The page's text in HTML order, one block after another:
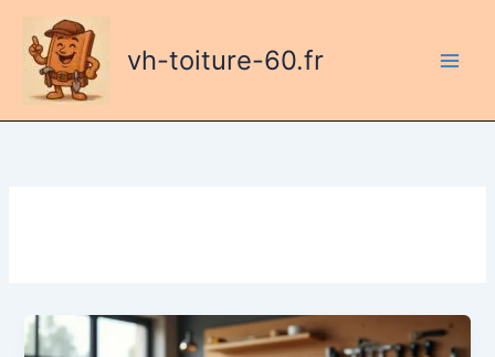
contenu
vh-toiture-60.fr